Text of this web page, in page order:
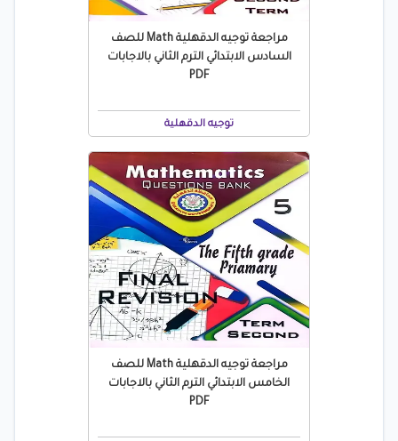
مراجعة توجيه الدقهلية Math للصف
السادس الابتدائي الترم الثاني بالاجابات
PDF
توجيه الدقهلية
مراجعة توجيه الدقهلية Math للصف
الخامس الابتدائي الترم الثاني بالاجابات
PDF